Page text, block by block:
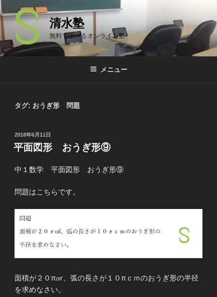
コ
ン
テ
ン
ツ
清水塾
無料で学べるオンライン塾
メニュー
タグ: おうぎ形 問題
投
稿
日:
2018年6月11日
平面図形 おうぎ形⑨
中１数学 平面図形 おうぎ形⑨
問題はこちらです。
面積が２０π㎠、弧の長さが１０πｃｍのおうぎ形の半径
を求めなさい。